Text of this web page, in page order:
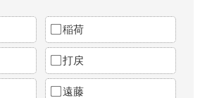
稲荷
打戻
遠藤